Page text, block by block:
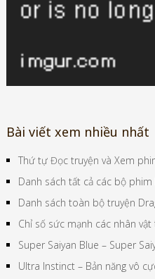
Bài viết xem nhiều nhất
Thứ tự Đọc truyện và Xem
Danh sách tất cả các bộ phim
Danh sách toàn bộ truyện
Chỉ số sức mạnh các nhân
Super Saiyan Blue – Super
Ultra Instinct – Bản năng vô